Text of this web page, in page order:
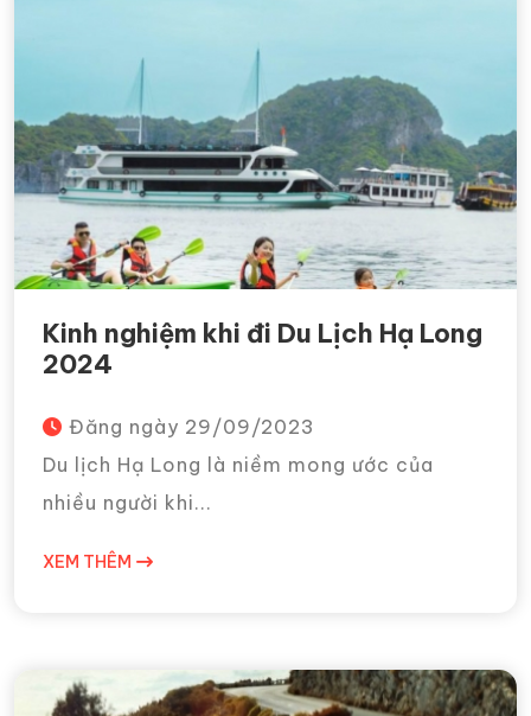
Kinh nghiệm khi đi Du Lịch Hạ Long
2024
Đăng ngày 29/09/2023
Du lịch Hạ Long là niềm mong ước của
nhiều người khi...
XEM THÊM